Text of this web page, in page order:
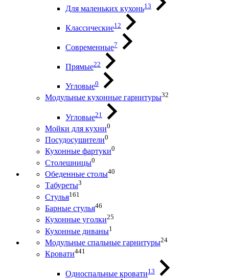
Для маленьких кухонь13
Классические12
Современные7
Прямые22
Угловые0
Модульные кухонные гарнитуры32
Угловые21
Мойки для кухни0
Посудосушители0
Кухонные фартуки0
Столешницы0
Обеденные столы40
Табуреты3
Стулья161
Барные стулья46
Кухонные уголки25
Кухонные диваны1
Модульные спальные гарнитуры24
Кровати441
Односпальные кровати13